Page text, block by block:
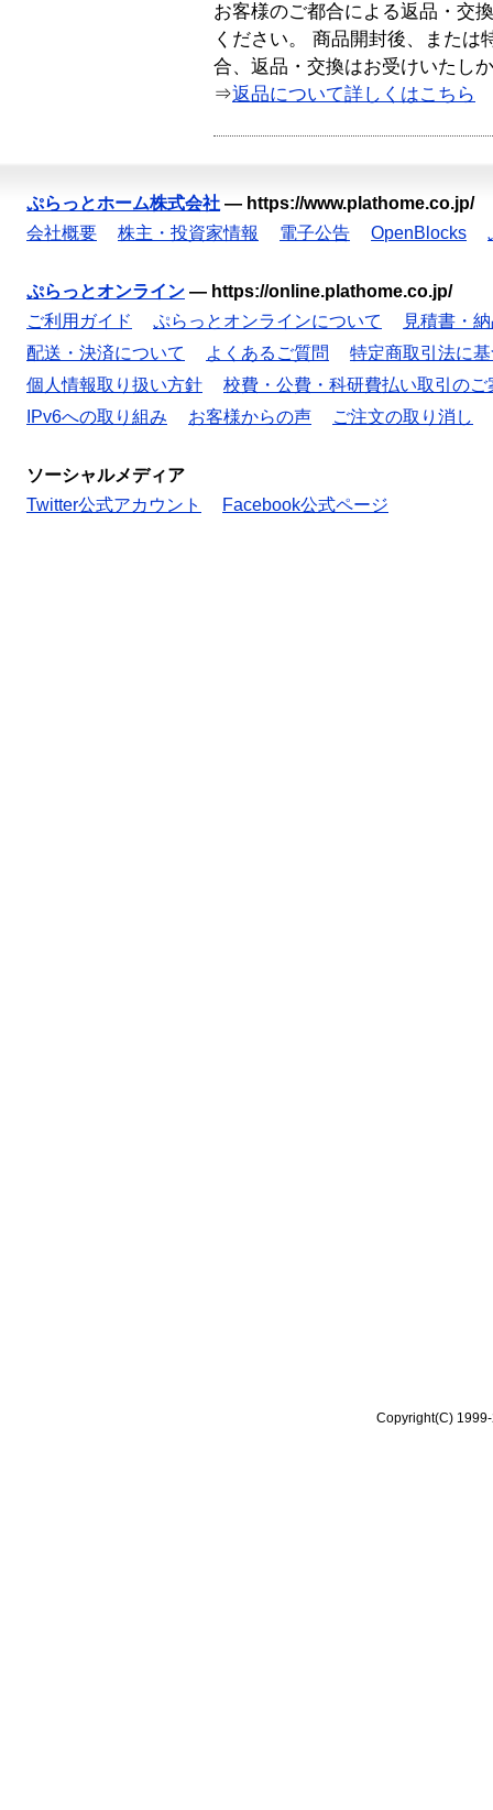
お客様のご都合による返品・交
ください。 商品開封後、または
合、返品・交換はお受けいたし
⇒返品について詳しくはこちら
ぷらっとホーム株式会社 — https://www.plathome.co.jp/
会社概要
株主・投資家情報 電子公告 OpenBlocks
ぷらっとオンライン — https://online.plathome.co.jp/
ご利用ガイド
ぷらっとオンラインについて
見積書・
配送・決済について
よくあるご質問
特定商取引法に
個人情報取り扱い方針
校費・公費・科研費払い取引のご
IPv6への取り組み
お客様からの声 ご注文の取り消し
ソーシャルメディア
Twitter公式アカウント
Facebook公式ページ
Copyright(C)